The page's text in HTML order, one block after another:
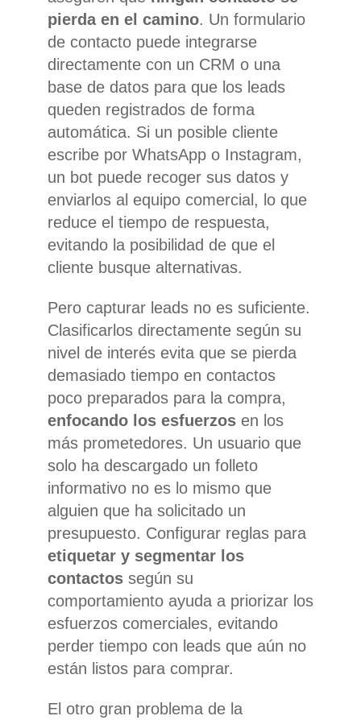
pierda en el camino. Un formulario
de contacto puede integrarse
directamente con un CRM o una
base de datos para que los leads
queden registrados de forma
automática. Si un posible cliente
escribe por WhatsApp o Instagram,
un bot puede recoger sus datos y
enviarlos al equipo comercial, lo que
reduce el tiempo de respuesta,
evitando la posibilidad de que el
cliente busque alternativas.
Pero capturar leads no es suficiente.
Clasificarlos directamente según su
nivel de interés evita que se pierda
demasiado tiempo en contactos
poco preparados para la compra,
enfocando los esfuerzos en los
más prometedores. Un usuario que
solo ha descargado un folleto
informativo no es lo mismo que
alguien que ha solicitado un
presupuesto. Configurar reglas para
etiquetar y segmentar los
contactos según su
comportamiento ayuda a priorizar los
esfuerzos comerciales, evitando
perder tiempo con leads que aún no
están listos para comprar.
El otro gran problema de la